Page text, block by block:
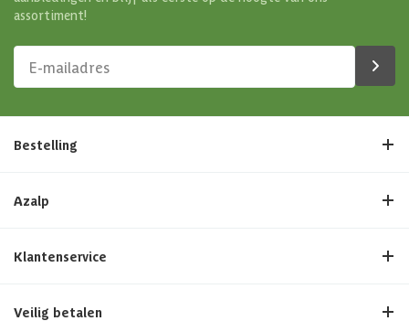
assortiment!
Bestelling
Azalp
Klantenservice
Veilig betalen